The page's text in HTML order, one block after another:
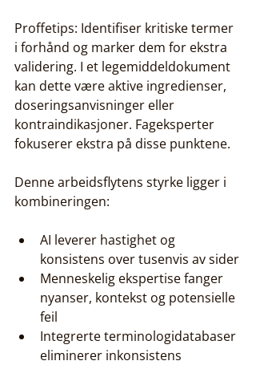
Proffetips: Identifiser kritiske termer
i forhånd og marker dem for ekstra
validering. I et legemiddeldokument
kan dette være aktive ingredienser,
doseringsanvisninger eller
kontraindikasjoner. Fageksperter
fokuserer ekstra på disse punktene.
Denne arbeidsflytens styrke ligger i
kombineringen:
AI leverer hastighet og
konsistens over tusenvis av sider
Menneskelig ekspertise fanger
nyanser, kontekst og potensielle
feil
Integrerte terminologidatabaser
eliminerer inkonsistens